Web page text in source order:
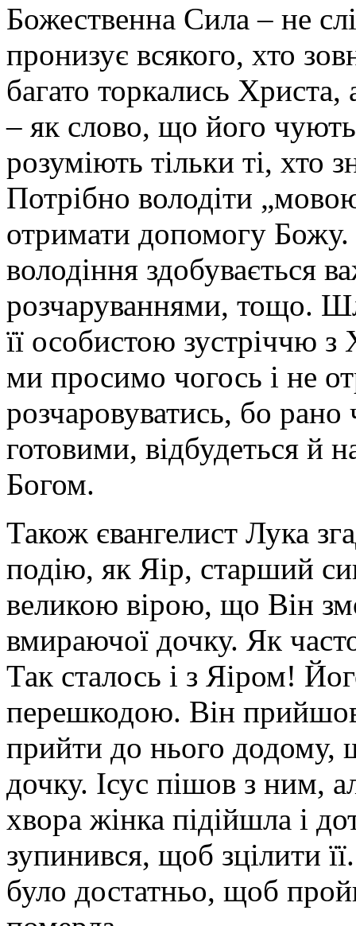
Божественна Сила – не
пронизує всякого, хто
багато торкались
– як слово, що його
розуміють тільки ті, хто
Потрібно володіти
отримати допомогу
володіння здобувається
розчаруваннями, тощо.
її особистою зустріччю
ми просимо чогось і не
розчаровуватись, бо
готовими, відбудеться й
Богом.
Також євангелист Лука
подію, як Яір, старший
великою вірою, що Він
вмираючої дочку. Як
Так сталось і з Яіром!
перешкодою. Він
прийти до нього додому,
дочку. Ісус пішов з ним,
хвора жінка підійшла і
зупинився, щоб зцілити
було достатньо, щоб